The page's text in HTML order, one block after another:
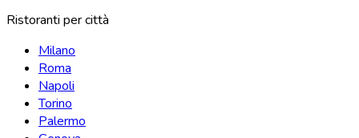
Ristoranti per città
Milano
Roma
Napoli
Torino
Palermo